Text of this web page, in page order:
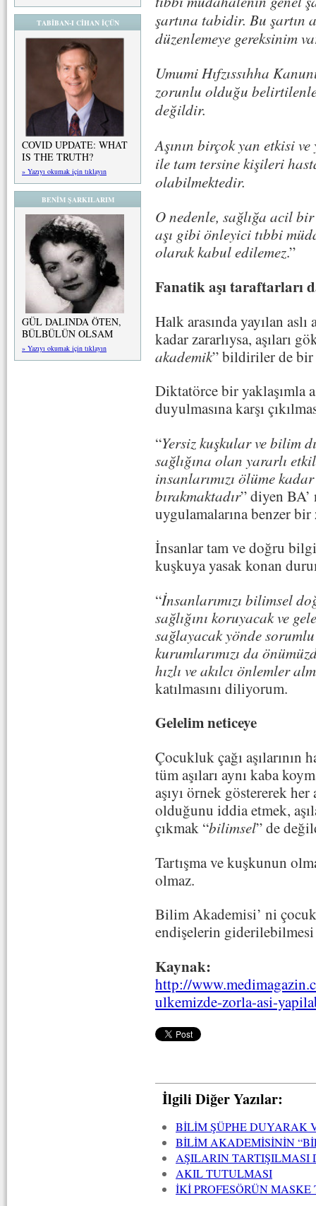
TABİBAN-I CİHAN İÇÜN
COVID UPDATE: WHAT
IS THE TRUTH?
» Yazıyı okumak için tıklayın
BENİM ŞARKILARIM
GÜL DALINDA ÖTEN,
BÜLBÜLÜN OLSAM
» Yazıyı okumak için tıklayın
şartına tabidir. Bu şartın
düzenlemeye gereksinim
Umumi Hıfzıssıhha
zorunlu olduğu
değildir.
Aşının birçok yan etkisi
ile tam tersine kişileri
olabilmektedir.
O nedenle, sağlığa acil
aşı gibi önleyici tıbbi
olarak kabul edilemez.”
Fanatik aşı taraftarları
Halk arasında yayılan
kadar zararlıysa, aşıları
akademik” bildiriler de bir
Diktatörce bir yaklaşımla
duyulmasına karşı
“Yersiz kuşkular ve bilim
sağlığına olan yararlı
insanlarımızı ölüme
bırakmaktadır” diyen BA’
uygulamalarına benzer
İnsanlar tam ve doğru
kuşkuya yasak konan
“İnsanlarımızı bilimsel
sağlığını koruyacak ve
sağlayacak yönde
kurumlarımızı da
hızlı ve akılcı önlemler
katılmasını diliyorum.
Gelelim neticeye
Çocukluk çağı aşılarının
tüm aşıları aynı kaba
aşıyı örnek göstererek
olduğunu iddia etmek,
çıkmak “bilimsel” de
Tartışma ve kuşkunun
olmaz.
Bilim Akademisi’ ni
endişelerin
Kaynak:
http://
ulkemizde-zorla-asi-
İlgili Diğer Yazılar:
BİLİM ŞÜPHE DUYARAK
BİLİM AKADEMİSİNİN
AŞILARIN TARTIŞILMASI
AKIL TUTULMASI
İKİ PROFESÖRÜN MASKE